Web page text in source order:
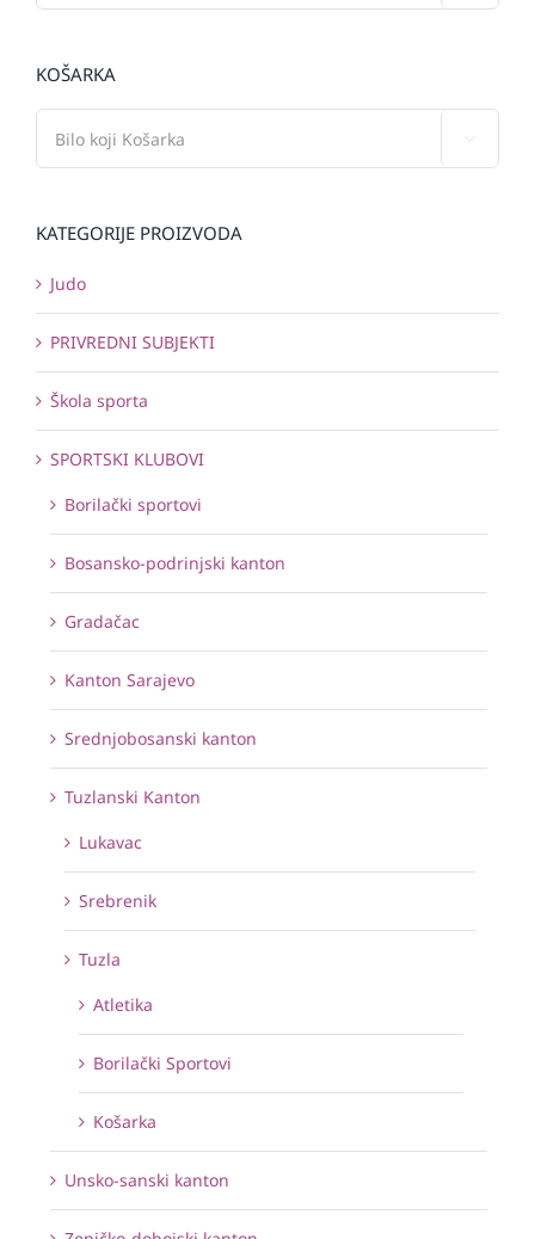
KOŠARKA
KATEGORIJE PROIZVODA
Judo
PRIVREDNI SUBJEKTI
Škola sporta
SPORTSKI KLUBOVI
Borilački sportovi
Bosansko-podrinjski kanton
Gradačac
Kanton Sarajevo
Srednjobosanski kanton
Tuzlanski Kanton
Lukavac
Srebrenik
Tuzla
Atletika
Borilački Sportovi
Košarka
Unsko-sanski kanton